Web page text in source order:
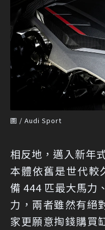
圖 / Audi Sport
相反地，邁入新年
本體依舊是世代較
備 444 匹最大馬力
力，兩者雖然有絕
家更願意掏錢購買